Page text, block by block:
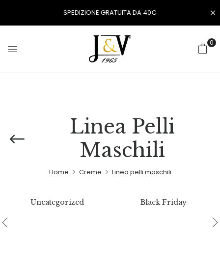
SPEDIZIONE GRATUITA DA 40€
0
Linea Pelli
Maschili
Home Creme Linea pelli maschili
Uncategorized Black Friday